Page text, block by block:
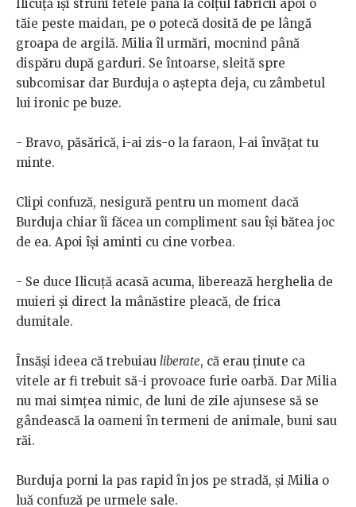
Ilicuță își struni fetele până la colțul fabricii apoi o
tăie peste maidan, pe o potecă dosită de pe lângă
groapa de argilă. Milia îl urmări, mocnind până
dispăru după garduri. Se întoarse, sleită spre
subcomisar dar Burduja o aștepta deja, cu zâmbetul
lui ironic pe buze.
- Bravo, păsărică, i-ai zis-o la faraon, l-ai învățat tu
minte.
Clipi confuză, nesigură pentru un moment dacă
Burduja chiar îi făcea un compliment sau își bătea joc
de ea. Apoi își aminti cu cine vorbea.
- Se duce Ilicuță acasă acuma, liberează herghelia de
muieri și direct la mânăstire pleacă, de frica
dumitale.
Însăși ideea că trebuiau liberate, că erau ținute ca
vitele ar fi trebuit să-i provoace furie oarbă. Dar Milia
nu mai simțea nimic, de luni de zile ajunsese să se
gândească la oameni în termeni de animale, buni sau
răi.
Burduja porni la pas rapid în jos pe stradă, și Milia o
luă confuză pe urmele sale.